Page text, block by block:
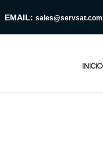
EMAIL: sales@servsat.com
INICIO